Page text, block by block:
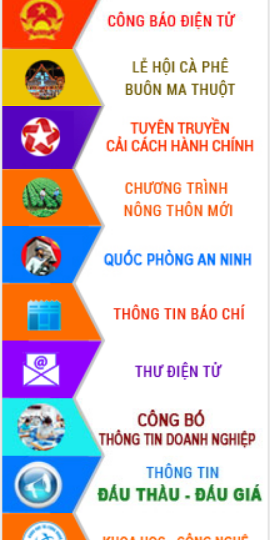
tiến đầu tư tỉnh
Ngành cá ngừ Đắk Lắk chủ động thích
ứng để giữ vững thị trường xuất khẩu
Diễn đàn Kinh tế tư nhân Việt Nam đột
phá cơ chế - Hợp tác công tư
Đề án 06 tạo bước ngoặt đột phá trong
cải cách hành chính tỉnh Đắk Lắk
Kết nối tour, đẩy mạnh chuyển đổi số
để phát triển du lịch Đắk Lắk
Khởi động Dự án Đầu tư xây dựng hạ
tầng kỹ thuật Cụm công nghiệp Tân
Tiến
Gặp mặt các cơ quan báo chí nhân Kỷ
niệm 101 năm Ngày Báo chí Cách
mạng Việt Nam
Đắk Lắk sơ kết 4 năm triển khai thực
hiện Đề án 06 của Chính phủ
Họp báo thông tin về Hội nghị Công bố
Quy hoạch và Xúc tiến đầu tư tỉnh Đắk
Lắk
Khơi thông điểm nghẽn, đẩy nhanh
giải ngân vốn khắc phục thiên tai
HĐND tỉnh thông qua điều chỉnh Quy
hoạch tỉnh thời kỳ 2021-2030
Hội thảo góp ý hồ sơ điều chỉnh quy
hoạch tỉnh Đắk Lắk thời kỳ 2021-2030,
tầm nhìn đến năm 2050
Nâng cao hiệu quả hoạt động của các
doanh nghiệp nhà nước
Hội nghị triển khai kết nối mạng
truyền số liệu chuyên dùng phục vụ cơ
quan Đảng, Nhà nước
Lễ phát động chuỗi hoạt động chung
tay làm sạch môi trường
Xã Ea Kar bước chuyển mình trong
công tác cải cách hành chính mô hình
mới
UBND tỉnh họp báo định kỳ tháng 4
năm 2026
Hội thảo khoa học “Giải pháp thúc đẩy
phát triển nền kinh tế xanh tại tỉnh